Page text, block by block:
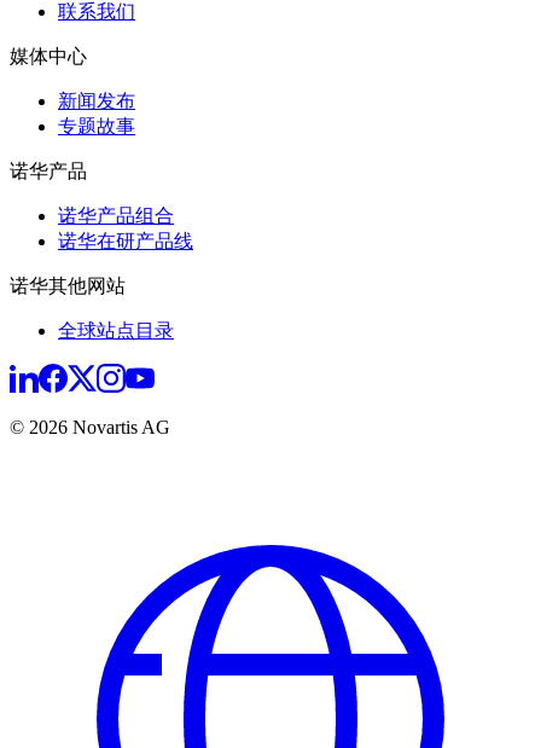
联系我们
媒体中心
新闻发布
专题故事
诺华产品
诺华产品组合
诺华在研产品线
诺华其他网站
全球站点目录
© 2026 Novartis AG